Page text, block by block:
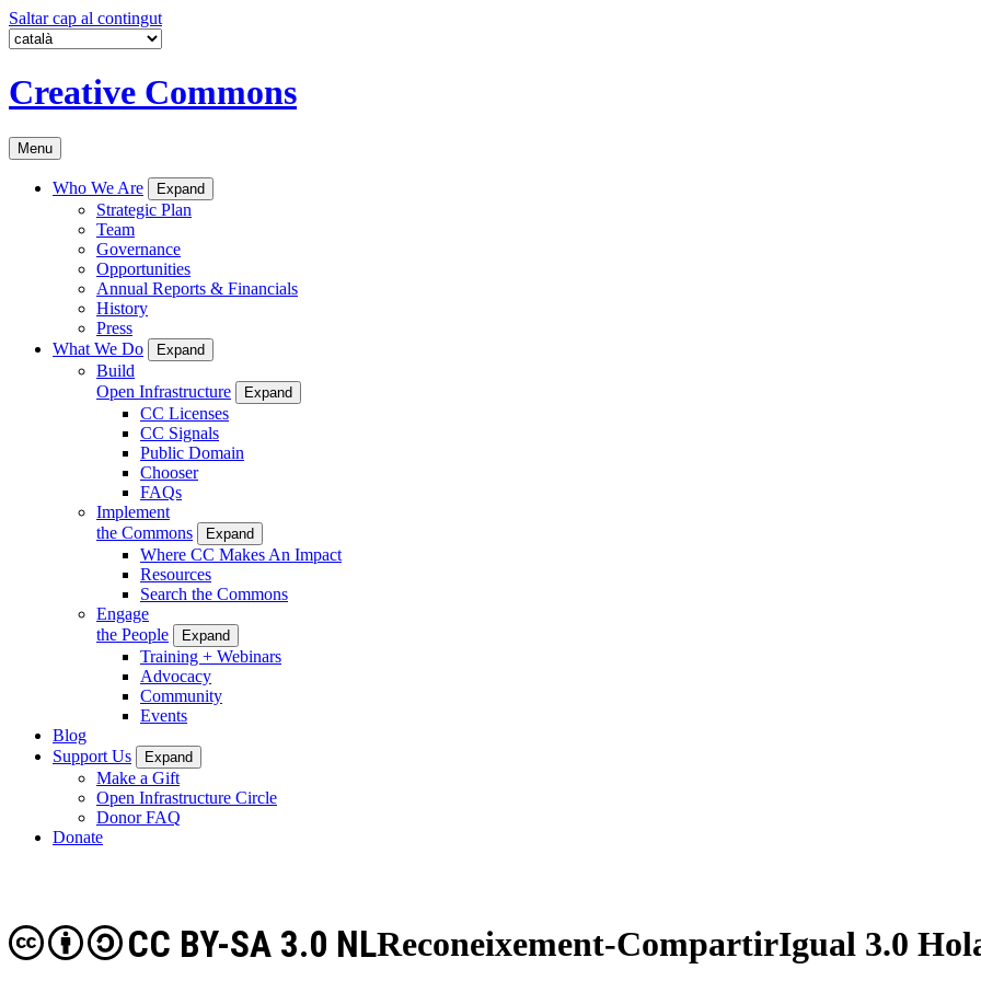
Saltar cap al contingut
Creative Commons
Menu
Who We Are Expand
Strategic Plan
Team
Governance
Opportunities
Annual Reports & Financials
History
Press
What We Do
Expand
Build
Open Infrastructure
Expand
CC Licenses
CC Signals
Public Domain
Chooser
FAQs
Implement
the Commons
Expand
Where CC Makes An Impact
Resources
Search the Commons
Engage
the People
Expand
Training + Webinars
Advocacy
Community
Events
Blog
Support Us
Expand
Make a Gift
Open Infrastructure Circle
Donor FAQ
Donate
Reconeixement-CompartirIgual 3.0
CC BY-SA 3.0 NL